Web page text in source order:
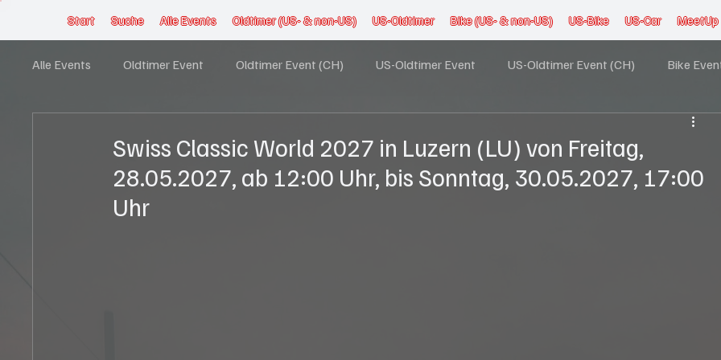
Start Suche Alle Events Oldtimer (US- & non-US) US-Oldtimer Bike (US- & non-US) US-Bike US-Car MeetUp
Alle Events Oldtimer Event Oldtimer Event (CH) US-Oldtimer Event US-Oldtimer Event (CH) Bike
US-Car MeetUp Offroad Event Ausfahrt
Swiss Classic World 2027 in Luzern (LU) von Freitag,
28.05.2027, ab 12:00 Uhr, bis Sonntag, 30.05.2027, 17:00
Uhr